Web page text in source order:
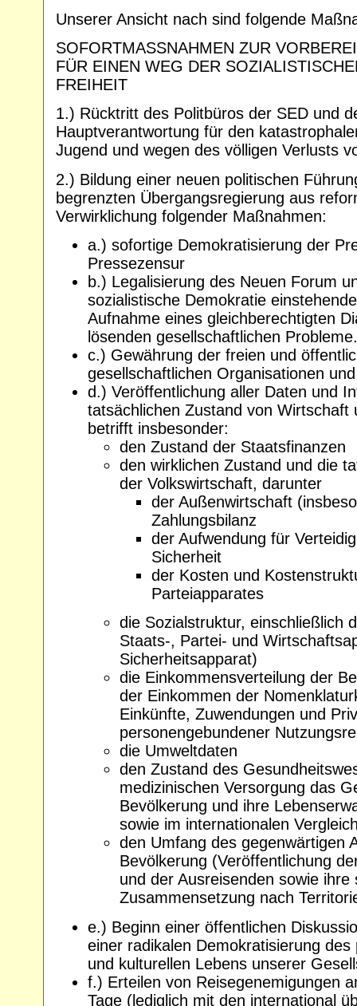
Unserer Ansicht nach sind folgende
SOFORTMASSNAHMEN ZUR
FÜR EINEN WEG DER
FREIHEIT
1.) Rücktritt des Politbüros der SED und
Hauptverantwortung für den
Jugend und wegen des völligen Verlusts
2.) Bildung einer neuen politischen
begrenzten Übergangsregierung aus
Verwirklichung folgender Maßnahmen:
a.) sofortige Demokratisierung der
Pressezensur
b.) Legalisierung des Neuen Forum
sozialistische Demokratie
Aufnahme eines gleichberechtigten
lösenden gesellschaftlichen Probleme.
c.) Gewährung der freien und
gesellschaftlichen Organisationen
d.) Veröffentlichung aller Daten und
tatsächlichen Zustand von Wirtschaft
betrifft insbesonder:
den Zustand der Staatsfinanzen
den wirklichen Zustand und die
der Volkswirtschaft, darunter
der Außenwirtschaft
Zahlungsbilanz
der Aufwendung für
Sicherheit
der Kosten und
Parteiapparates
die Sozialstruktur, einschließlich
Staats-, Partei- und
Sicherheitsapparat)
die Einkommensverteilung der
der Einkommen der
Einkünfte, Zuwendungen und
personengebundener
die Umweltdaten
den Zustand des
medizinischen Versorgung das
Bevölkerung und ihre
sowie im internationalen
den Umfang des gegenwärtigen
Bevölkerung (Veröffentlichung
und der Ausreisenden sowie
Zusammensetzung nach
e.) Beginn einer öffentlichen
einer radikalen Demokratisierung
und kulturellen Lebens unserer
f.) Erteilen von Reisegenemigungen
Tage (lediglich mit den international